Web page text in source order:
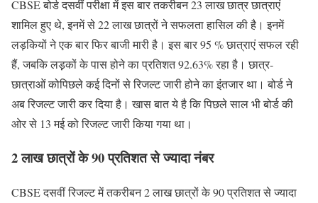
CBSE बोर्ड दसवीं परीक्षा में इस बार तकरीबन 23 लाख छात्र छात्राएं
शामिल हुए थे, इनमें से 22 लाख छात्रों ने सफलता हासिल की है। इनमें
लड़कियों ने एक बार फिर बाजी मारी है। इस बार 95 % छात्राएं सफल रही
हैं, जबकि लड़़कों के पास होने का प्रतिशत 92.63% रहा है। छात्र-
छात्राओं कोपिछले कई दिनों से रिजल्ट जारी होने का इंतजार था। बोर्ड ने
अब रिजल्ट जारी कर दिया है। खास बात ये है कि पिछले साल भी बोर्ड की
ओर से 13 मई को रिजल्ट जारी किया गया था।
2 लाख छात्रों के 90 प्रतिशत से ज्यादा नंबर
CBSE दसवीं रिजल्ट में तकरीबन 2 लाख छात्रों के 90 प्रतिशत से ज्यादा